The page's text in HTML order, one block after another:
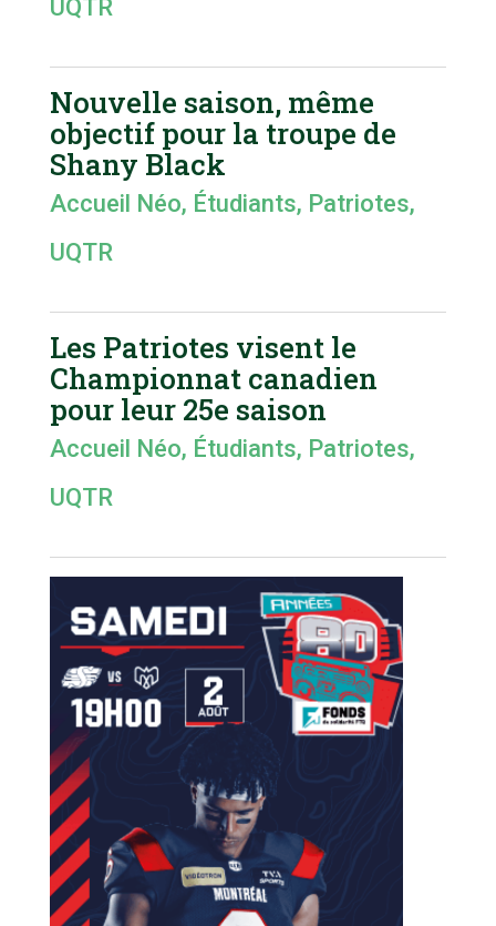
UQTR
Nouvelle saison, même
objectif pour la troupe de
Shany Black
Accueil Néo, Étudiants, Patriotes,
UQTR
Les Patriotes visent le
Championnat canadien
pour leur 25e saison
Accueil Néo, Étudiants, Patriotes,
UQTR